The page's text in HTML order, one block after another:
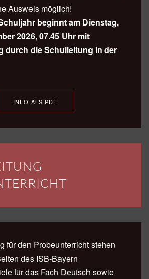
Ausweis möglich!
beginnt am Dienstag,
2026, 07.45 Uhr mit
durch die Schulleitung in der
INFO ALS PDF
für den Probeunterricht stehen
des ISB-Bayern
für das Fach Deutsch sowie